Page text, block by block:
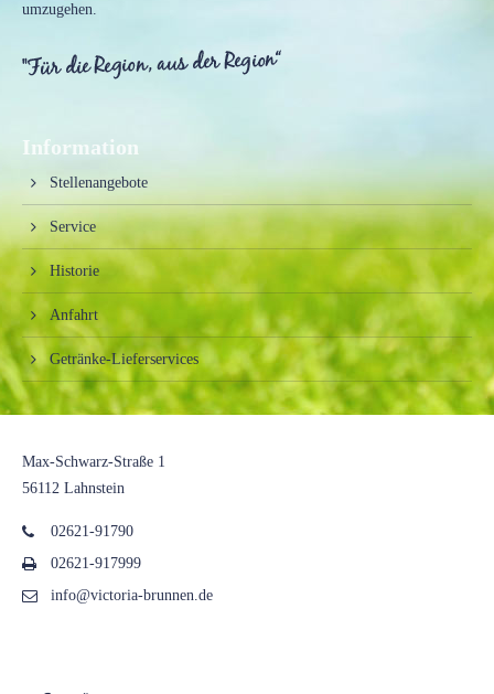
umzugehen.
Information
Stellenangebote
Service
Historie
Anfahrt
Getränke-Lieferservices
Max-Schwarz-Straße 1
56112 Lahnstein
02621-91790
02621-917999
info@victoria-brunnen.de